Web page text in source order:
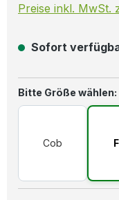
Preise inkl. MwSt.
Sofort
Bitte Größe wählen:
Cob